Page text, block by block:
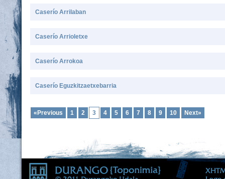
Caserío Arrilaban
Caserío Arrioletxe
Caserío Arrokoa
Caserío Eguzkitzaetxebarria
«Previous 1 2 3 4 5 6 7 8 9 10 Next»